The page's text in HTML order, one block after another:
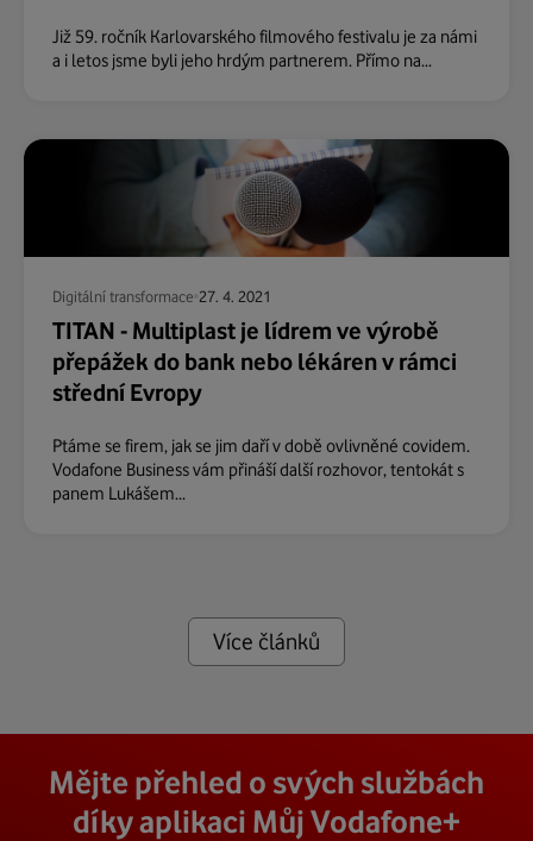
Již 59. ročník Karlovarského filmového festivalu je za námi
a i letos jsme byli jeho hrdým partnerem. Přímo na...
Digitální transformace 27. 4. 2021
TITAN - Multiplast je lídrem ve výrobě
přepážek do bank nebo lékáren v rámci
střední Evropy
Ptáme se firem, jak se jim daří v době ovlivněné covidem.
Vodafone Business vám přináší další rozhovor, tentokát s
panem Lukášem...
Více článků
Mějte přehled o svých službách
díky aplikaci Můj Vodafone+